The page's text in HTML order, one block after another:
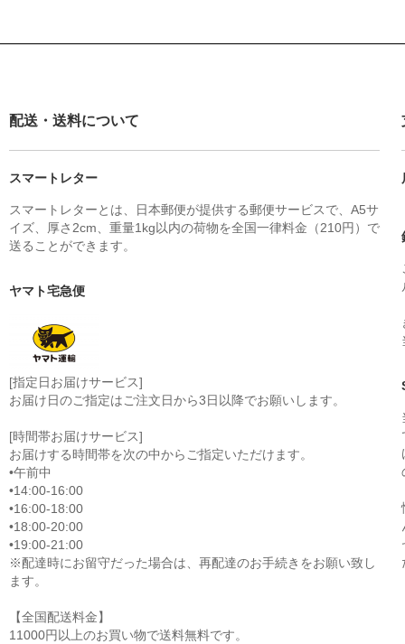
配送・送料について
スマートレター
スマートレターとは、日本郵便が提供する郵便サービスで、A5サ
イズ、厚さ2cm、重量1kg以内の荷物を全国一律料金（210円）で
送ることができます。
ヤマト宅急便
[指定日お届けサービス]
お届け日のご指定はご注文日から3日以降でお願いします。
[時間帯お届けサービス]
お届けする時間帯を次の中からご指定いただけます。
•午前中
•14:00-16:00
•16:00-18:00
•18:00-20:00
•19:00-21:00
※配達時にお留守だった場合は、再配達のお手続きをお願い致し
ます。
【全国配送料金】
11000円以上のお買い物で送料無料です。